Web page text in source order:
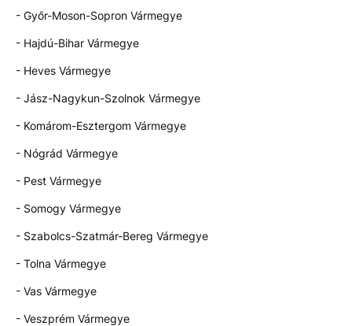
- Győr-Moson-Sopron Vármegye
- Hajdú-Bihar Vármegye
- Heves Vármegye
- Jász-Nagykun-Szolnok Vármegye
- Komárom-Esztergom Vármegye
- Nógrád Vármegye
- Pest Vármegye
- Somogy Vármegye
- Szabolcs-Szatmár-Bereg Vármegye
- Tolna Vármegye
- Vas Vármegye
- Veszprém Vármegye